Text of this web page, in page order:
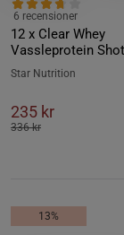
12 x Clear Whey
Vassleprotein
6 recensioner
Star Nutrition
235 kr
336 kr
13%